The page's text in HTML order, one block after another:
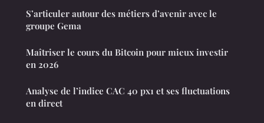
S’articuler autour des métiers d’avenir avec le
groupe Gema
Maîtriser le cours du Bitcoin pour mieux investir
en 2026
Analyse de l’indice CAC 40 px1 et ses fluctuations
en direct